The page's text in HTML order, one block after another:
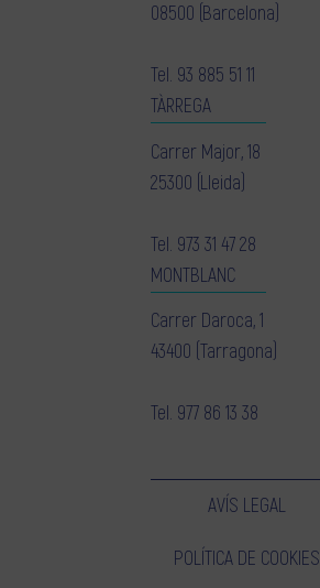
08500 (Barcelona)
Tel. 93 885 51 11
TÀRREGA
Carrer Major, 18
25300 (Lleida)
Tel. 973 31 47 28
MONTBLANC
Carrer Daroca, 1
43400 (Tarragona)
Tel. 977 86 13 38
AVÍS LEGAL
POLÍTICA DE COOKIES